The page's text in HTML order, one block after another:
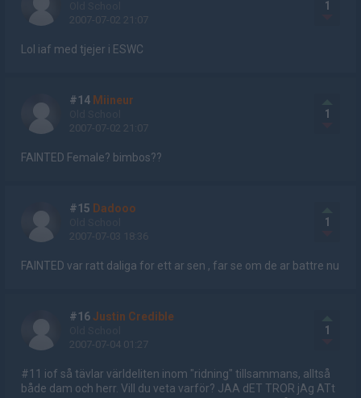
2007-07-02 21:07
1
Lol iaf med tjejer i ESWC
#14 Miineur
2007-07-02 21:07
1
FAINTED Female? bimbos??
#15 Dadooo
2007-07-03 18:36
1
FAINTED var ratt daliga for ett ar sen , far se om de ar battre nu
#16 Justin Credible
2007-07-04 01:27
1
#11 iof så tävlar världeliten inom "ridning" tillsammans, alltså
både dam och herr. Vill du veta varför? JAA dET TROR jAg ATt